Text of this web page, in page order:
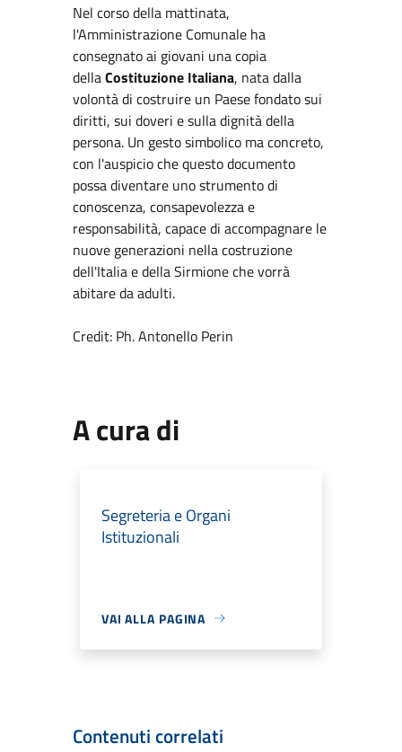
Nel corso della mattinata,
l'Amministrazione Comunale ha
consegnato ai giovani una copia
dellaCostituzione Italiana, nata dalla
volontà di costruire un Paese fondato sui
diritti, sui doveri e sulla dignità della
persona. Un gesto simbolico ma concreto,
con l'auspicio che questo documento
possa diventare uno strumento di
conoscenza, consapevolezza e
responsabilità, capace di accompagnare le
nuove generazioni nella costruzione
dell'Italia e della Sirmione che vorrà
abitare da adulti.
Credit: Ph. Antonello Perin
A cura di
Segreteria e Organi
Istituzionali
VAI ALLA PAGINA
Contenuti correlati